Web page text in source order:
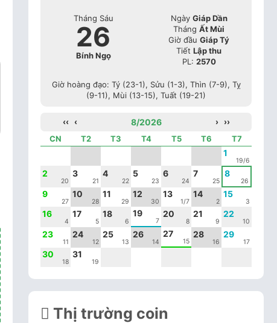
Tháng Sáu
26
Bính Ngọ
Ngày Giáp Dần
Tháng Ất Mùi
Giờ đầu Giáp Tý
Tiết Lập thu
PL: 2570
Giờ hoàng đạo: Tý (23-1), Sửu (1-3), Thìn (7-9), Tỵ
(9-11), Mùi (13-15), Tuất (19-21)
‹‹ ‹ 8/2026 ›
››
CN
T2 T3 T4 T5 T6 T7
1
19/6
2
20
3
21
4
22
5
23
6
24
7
25
8
26
9
27
10
28
11
29
12
30
13
1/7
14
2
15
3
16
4
17
5
18
6
19
7
20
8
21
9
22
10
23
11
24
12
25
13
26
14
27
15
28
16
29
17
30
18
31
19
Thị trường coin